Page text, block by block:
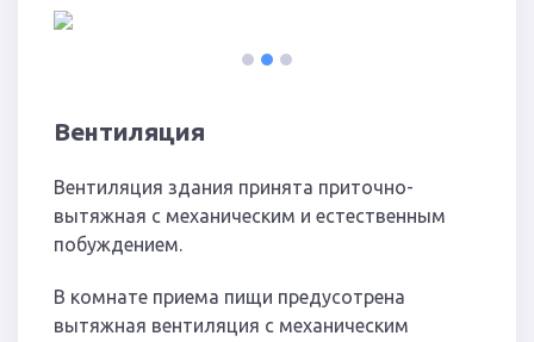
1 2 3
Вентиляция
Вентиляция здания принята приточно-
вытяжная с механическим и естественным
побуждением.
В комнате приема пищи предусотрена
вытяжная вентиляция с механическим